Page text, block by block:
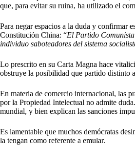
que, para evitar su ruina, ha utilizado el
Para negar espacios a la duda y confirmar
Constitución China: “El Partido
individuo saboteadores del sistema
Lo prescrito en su Carta Magna hace
obstruye la posibilidad que partido distinto
En materia de comercio internacional, las
por la Propiedad Intelectual no admite
mundial, y bien explican las sanciones
Es lamentable que muchos demócratas
la tengan como referente a emular.